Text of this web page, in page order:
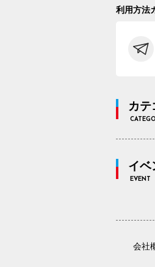
利用方法
カテ
イベ
EVENT
会社